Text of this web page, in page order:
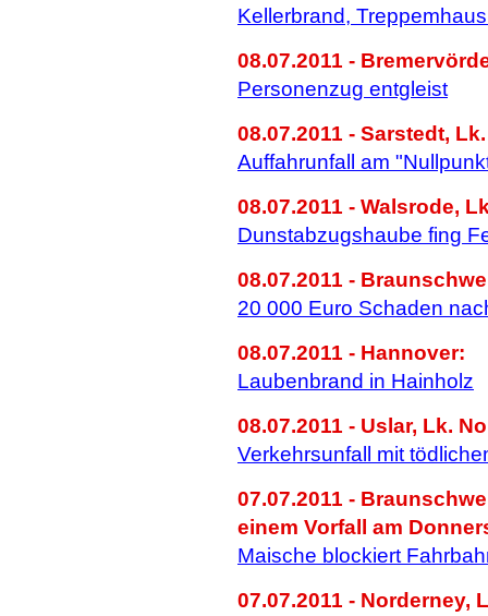
Kellerbrand,
08.07.2011 -
Personenzug entgleist
08.07.2011 - Sarstedt,
Auffahrunfall am
08.07.2011 - Walsrode,
Dunstabzugshaube fing
08.07.2011 -
20 000 Euro Schaden
08.07.2011 - Hannover:
Laubenbrand in Hainholz
08.07.2011 - Uslar, Lk.
Verkehrsunfall mit
07.07.2011 -
einem Vorfall am
Maische blockiert
07.07.2011 - Norderney,